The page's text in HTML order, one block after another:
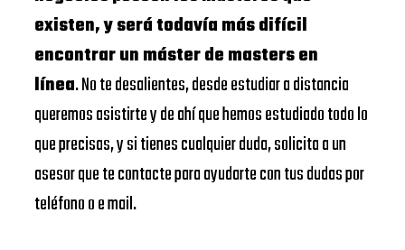
existen, y será todavía más difícil
encontrar un máster de masters en
línea. No te desalientes, desde estudiar a distancia
queremos asistirte y de ahí que hemos estudiado todo lo
que precisas, y si tienes cualquier duda, solicita a un
asesor que te contacte para ayudarte con tus dudas por
teléfono o e mail.